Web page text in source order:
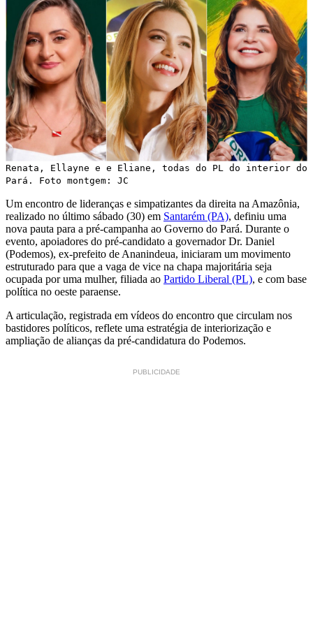
Renata, Ellayne e e Eliane, todas do PL do interior do
Pará. Foto montgem: JC
Um encontro de lideranças e simpatizantes da direita na Amazônia,
realizado no último sábado (30) em Santarém (PA), definiu uma
nova pauta para a pré-campanha ao Governo do Pará. Durante o
evento, apoiadores do pré-candidato a governador Dr. Daniel
(Podemos), ex-prefeito de Ananindeua, iniciaram um movimento
estruturado para que a vaga de vice na chapa majoritária seja
ocupada por uma mulher, filiada ao Partido Liberal (PL), e com base
política no oeste paraense.
A articulação, registrada em vídeos do encontro que circulam nos
bastidores políticos, reflete uma estratégia de interiorização e
ampliação de alianças da pré-candidatura do Podemos.
PUBLICIDADE